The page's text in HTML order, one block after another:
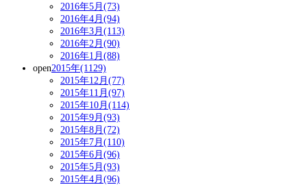
2016年5月(73)
2016年4月(94)
2016年3月(113)
2016年2月(90)
2016年1月(88)
open2015年(1129)
2015年12月(77)
2015年11月(97)
2015年10月(114)
2015年9月(93)
2015年8月(72)
2015年7月(110)
2015年6月(96)
2015年5月(93)
2015年4月(96)